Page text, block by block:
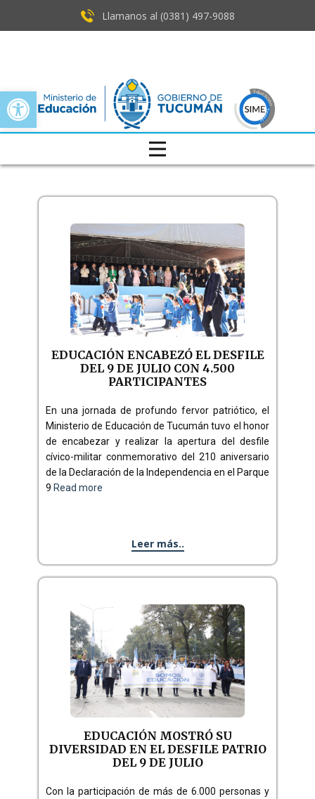
Open toolbar
Llamanos al (0381) ​497-9088
EDUCACIÓN ENCABEZÓ EL DESFILE
DEL 9 DE JULIO CON 4.500
PARTICIPANTES
En una jornada de profundo fervor patriótico, el
Ministerio de Educación de Tucumán tuvo el honor
de encabezar y realizar la apertura del desfile
cívico-militar conmemorativo del 210 aniversario
de la Declaración de la Independencia en el Parque
9 Read more
Leer más..
EDUCACIÓN MOSTRÓ SU
DIVERSIDAD EN EL DESFILE PATRIO
DEL 9 DE JULIO
Con la participación de más de 6.000 personas y